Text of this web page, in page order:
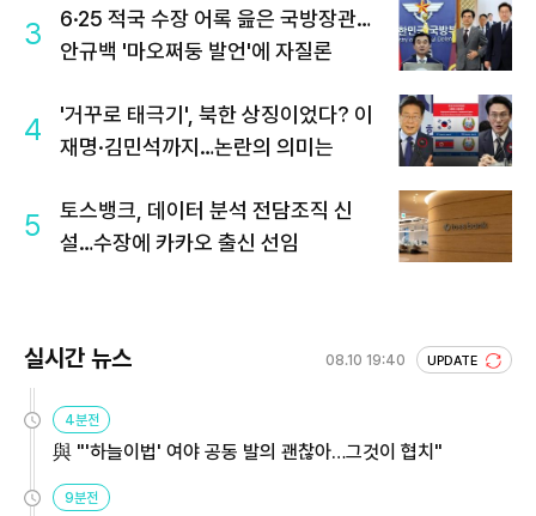
3
6·25 적국 수장 어록 읊은 국방장관…
안규백 '마오쩌둥 발언'에 자질론
4
'거꾸로 태극기', 북한 상징이었다? 이
재명·김민석까지…논란의 의미는
5
토스뱅크, 데이터 분석 전담조직 신
설…수장에 카카오 출신 선임
실시간 뉴스 08.10 19:40 UPDATE
4분전
與 "'하늘이법' 여야 공동 발의 괜찮아…그것이 협치"
9분전